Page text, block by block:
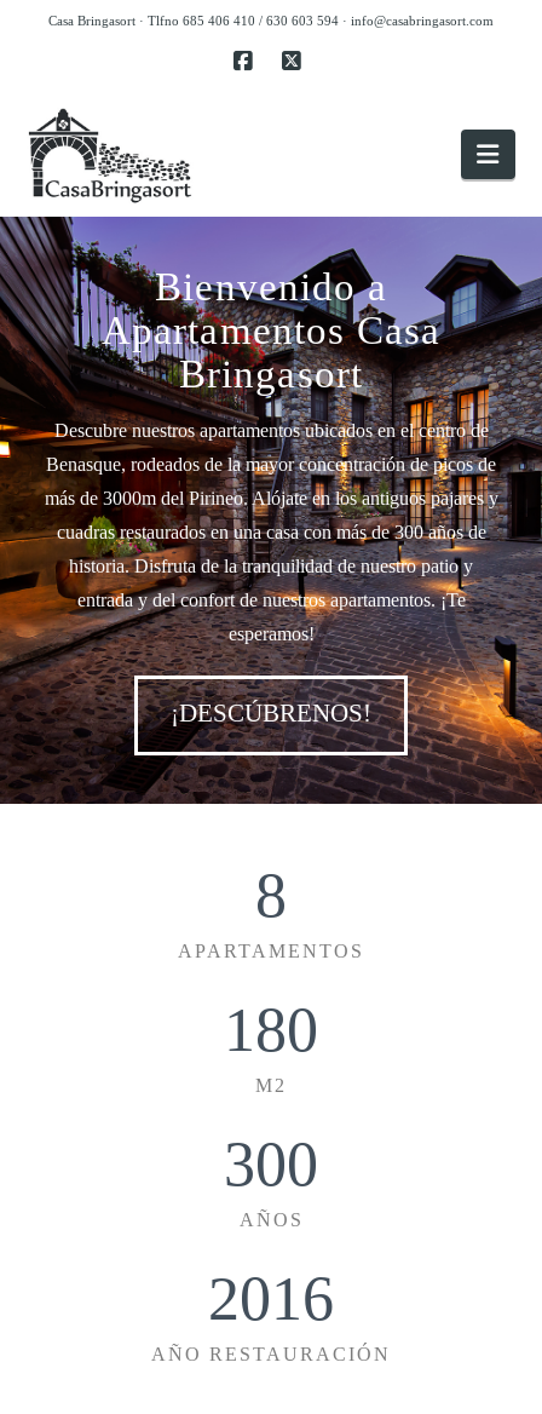
Casa Bringasort · Tlfno 685 406 410 / 630 603 594 · info@casabringasort.com
Bienvenido a
Apartamentos Casa
Bringasort
Descubre nuestros apartamentos ubicados en el centro de
Benasque, rodeados de la mayor concentración de picos de
más de 3000m del Pirineo. Alójate en los antiguos pajares y
cuadras restaurados en una casa con más de 300 años de
historia. Disfruta de la tranquilidad de nuestro patio y
entrada y del confort de nuestros apartamentos. ¡Te
esperamos!
¡DESCÚBRENOS!
8
APARTAMENTOS
180
M2
300
AÑOS
2016
AÑO RESTAURACIÓN